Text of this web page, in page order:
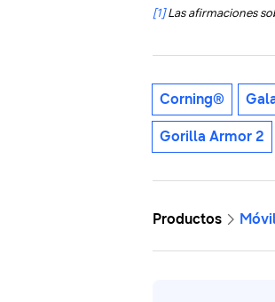
[1]Las afirmaciones
Corning®
Gorilla Armor 2
Productos